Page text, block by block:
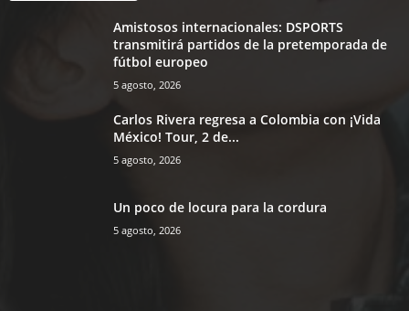
Amistosos internacionales: DSPORTS
transmitirá partidos de la pretemporada de
fútbol europeo
5 agosto, 2026
Carlos Rivera regresa a Colombia con ¡Vida
México! Tour, 2 de...
5 agosto, 2026
Un poco de locura para la cordura
5 agosto, 2026